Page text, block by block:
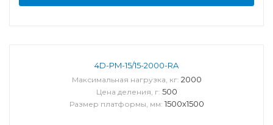
4D-PM-15/15-2000-RA
Максимальная нагрузка, кг: 2000
Цена деления, г: 500
Размер платформы, мм: 1500х1500